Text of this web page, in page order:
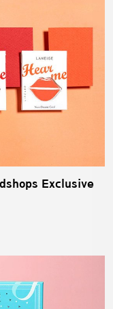
Exclusive